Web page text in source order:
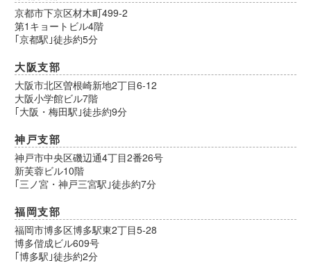
京都市下京区材木町499-2
第1キョートビル4階
｢京都駅｣徒歩約5分
大阪支部
大阪市北区曽根崎新地2丁目6-12
大阪小学館ビル7階
｢大阪・梅田駅｣徒歩約9分
神戸支部
神戸市中央区磯辺通4丁目2番26号
新芙蓉ビル10階
｢三ノ宮・神戸三宮駅｣徒歩約7分
福岡支部
福岡市博多区博多駅東2丁目5-28
博多偕成ビル609号
｢博多駅｣徒歩約2分